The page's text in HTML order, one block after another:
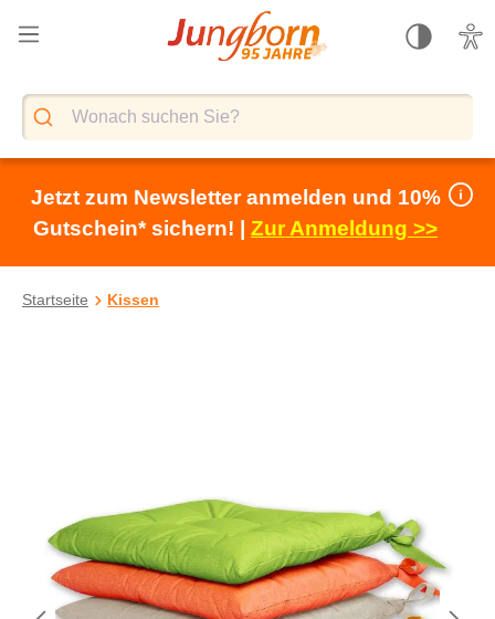
springen
Jetzt zum Newsletter anmelden und 10%
Gutschein* sichern! | Zur Anmeldung >>
Startseite Kissen